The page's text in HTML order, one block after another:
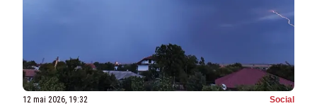
12 mai 2026, 19:32 Social